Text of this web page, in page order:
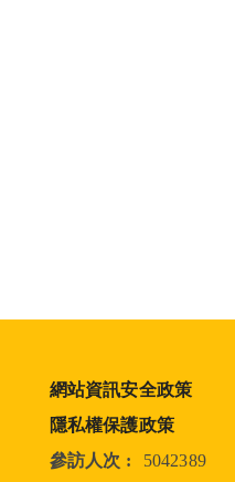
網站資訊安全政策
隱私權保護政策
參訪人次 :
5042389